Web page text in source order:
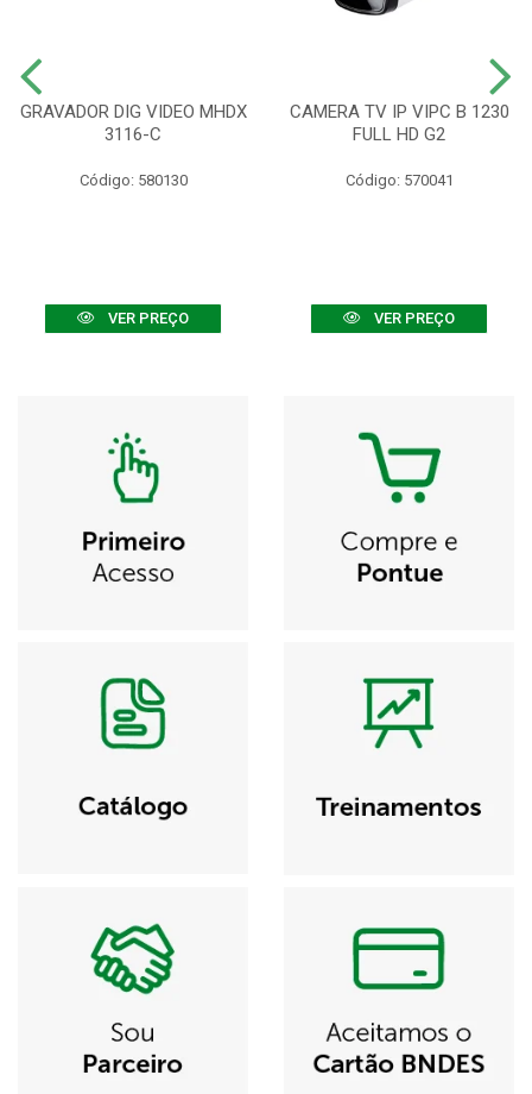
GRAVADOR DIG VIDEO MHDX
3116-C
Código: 580130
VER PREÇO
CAMERA TV IP VIPC B 1230
FULL HD G2
Código: 570041
VER PREÇO